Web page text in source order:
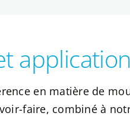
en matière de
faire, combiné à